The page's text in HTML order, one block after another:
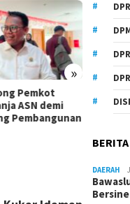
»
Pemkot
ASN demi
Pembangunan
Anhar
DAERAH